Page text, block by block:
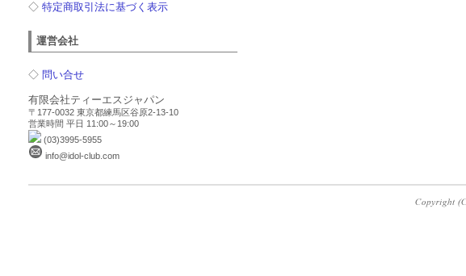
◇ 特定商取引法に基づく表示
運営会社
◇ 問い合せ
有限会社ティーエスジャパン
〒177-0032 東京都練馬区谷原2-13-10
営業時間 平日 11:00～19:00
(03)3995-5955
info@idol-club.com